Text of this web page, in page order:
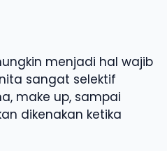
menjadi hal wajib
sangat selektif
make up, sampai
dikenakan ketika